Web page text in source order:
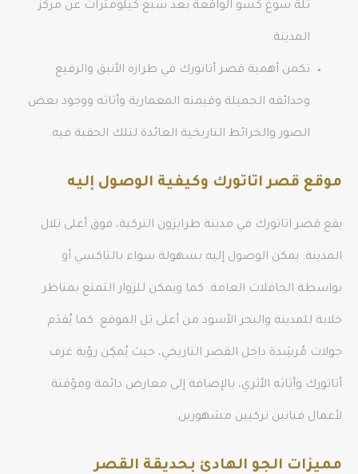
تلة سوغ كسو الواقعة بعد سبع كيلومترات عن مركز
المدينة.
تكمن أهمية قصر أتاتورك في طرازه الأنيق والرفيع
وحدائقه الجميلة وقيمته المعمارية وأثاثه ووجود بعض
الصور والخرائط التاريخية العائدة لتلك الحقبة فيه.
موقع قصر اتاتورك وكيفية الوصول إليه
يقع قصر اتاتورك في مدينة طرابزون التركية، فوق أعلى تلال
المدينة. يمكن الوصول إليه بسهولة سواء بالتاكسي أو
بواسطة الحافلات العامة. كما ويمكن للزوار التمتع بمناظر
خلابة للمدينة والبحر الأسود من أعلى تل الموقع. كما يُقدَم
جولات مُرشِدة داخل القصر التاريخي، حيث يُمكِن رؤية غرف
أتاتورك وأثاثه الأثري، بالإضافة إلى معارض دائمة ومؤقتة
لأعمال فنانين تركيين مشهورين.
مميزات الجو الهادئ بحديقة القصر